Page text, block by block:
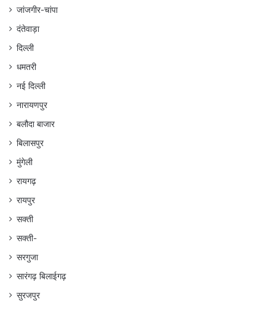
जांजगीर-चांपा
दंतेवाड़ा
दिल्ली
धमतरी
नई दिल्ली
नारायणपुर
बलौदा बाजार
बिलासपुर
मुंगेली
रायगढ़
रायपुर
सक्ती
सक्ती-
सरगुजा
सारंगढ़ बिलाईगढ़
सुरजपुर